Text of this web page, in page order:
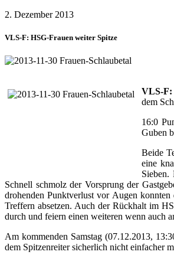
2. Dezember 2013
VLS-F: HSG-Frauen weiter Spitze
VLS-F:
dem
16:0
Guben
Beide
eine
Schnell schmolz der Vorsprung der
drohenden Punktverlust vor Augen
Treffern absetzen. Auch der Rückhalt im
durch und feiern einen weiteren wenn auch
Am kommenden Samstag (07.12.2013,
dem Spitzenreiter sicherlich nicht einfacher